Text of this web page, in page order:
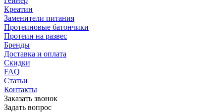
Креатин
Заменители питания
Протеиновые батончики
Протеин на развес
Бренды
Доставка и оплата
Скидки
FAQ
Статьи
Контакты
Заказать звонок
Задать вопрос